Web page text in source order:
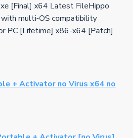
[Final] x64 Latest FileHippo
multi-OS compatibility
PC [Lifetime] x86-x64 [Patch]
+ Activator no Virus x64 no